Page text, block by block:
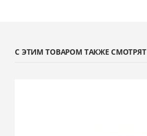
С ЭТИМ ТОВАРОМ ТАКЖЕ СМОТРЯТ